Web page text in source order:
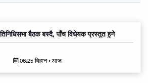
बैठक बस्दै, पाँच विधेयक प्रस्तुत हुने
06:25 बिहान • आज